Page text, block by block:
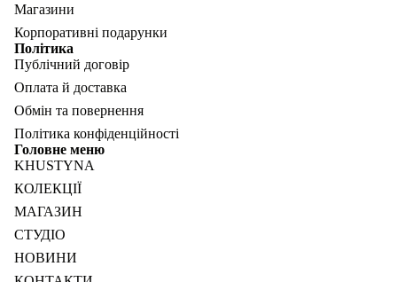
Магазини
Корпоративні подарунки
Політика
Публічний договір
Оплата й доставка
Обмін та повернення
Політика конфіденційності
Головне меню
KHUSTYNA
КОЛЕКЦІЇ
МАГАЗИН
СТУДІО
НОВИНИ